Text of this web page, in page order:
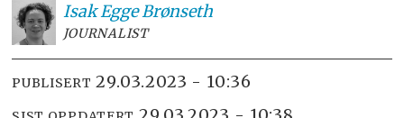
IsakEgge Brønseth
JOURNALIST
PUBLISERT 29.03.2023 - 10:36